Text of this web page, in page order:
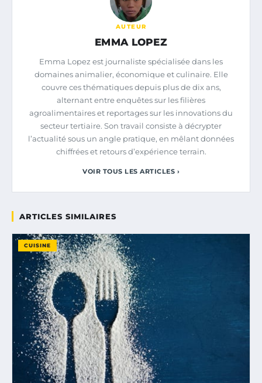
AUTEUR
EMMA LOPEZ
Emma Lopez est journaliste spécialisée dans les
domaines animalier, économique et culinaire. Elle
couvre ces thématiques depuis plus de dix ans,
alternant entre enquêtes sur les filières
agroalimentaires et reportages sur les innovations du
secteur tertiaire. Son travail consiste à décrypter
l’actualité sous un angle pratique, en mêlant données
chiffrées et retours d’expérience terrain.
VOIR TOUS LES ARTICLES ›
ARTICLES SIMILAIRES
CUISINE